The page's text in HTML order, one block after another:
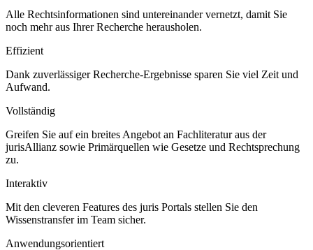
Alle Rechtsinformationen sind untereinander vernetzt, damit Sie
noch mehr aus Ihrer Recherche herausholen.
Effizient
Dank zuverlässiger Recherche-Ergebnisse sparen Sie viel Zeit und
Aufwand.
Vollständig
Greifen Sie auf ein breites Angebot an Fachliteratur aus der
jurisAllianz sowie Primärquellen wie Gesetze und Rechtsprechung
zu.
Interaktiv
Mit den cleveren Features des juris Portals stellen Sie den
Wissenstransfer im Team sicher.
Anwendungsorientiert